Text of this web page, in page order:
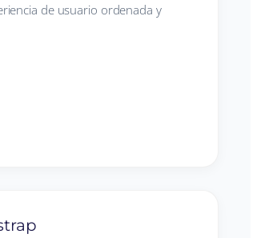
de usuario ordenada y